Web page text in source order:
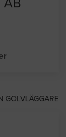
AB
GOLVLÄGGARE